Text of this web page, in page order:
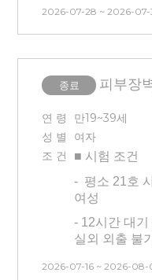
3) 시험 기간
5) B&A 진행
진행(헤어에
6)초상권 동의
최근 3일 이내
있을 시 해당
흉터/타투가
금요일에 입금
추가 지급(평
1) 피어싱이
2) 얼굴에 타
3) B&A 스튜
위해 모집 시
(어플X, 필터
아래, 3일 이
- 3개월 내 시
관련 시술 및
2026-07-28 ~ 2026-07-
종료 피부장
연 령
만19~39세
성 별
여자
조 건
■ 시험 조건
- 평소 21호
여성
- 12시간 대
실외 외출 불
세안 불가(1
2026-07-16 ~ 2026-08-